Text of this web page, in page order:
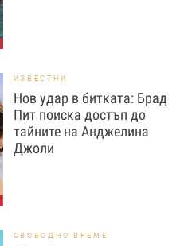
ИЗВЕСТНИ
Нов удар в битката: Брад
Пит поиска достъп до
тайните на Анджелина
Джоли
СВОБОДНО ВРЕМЕ